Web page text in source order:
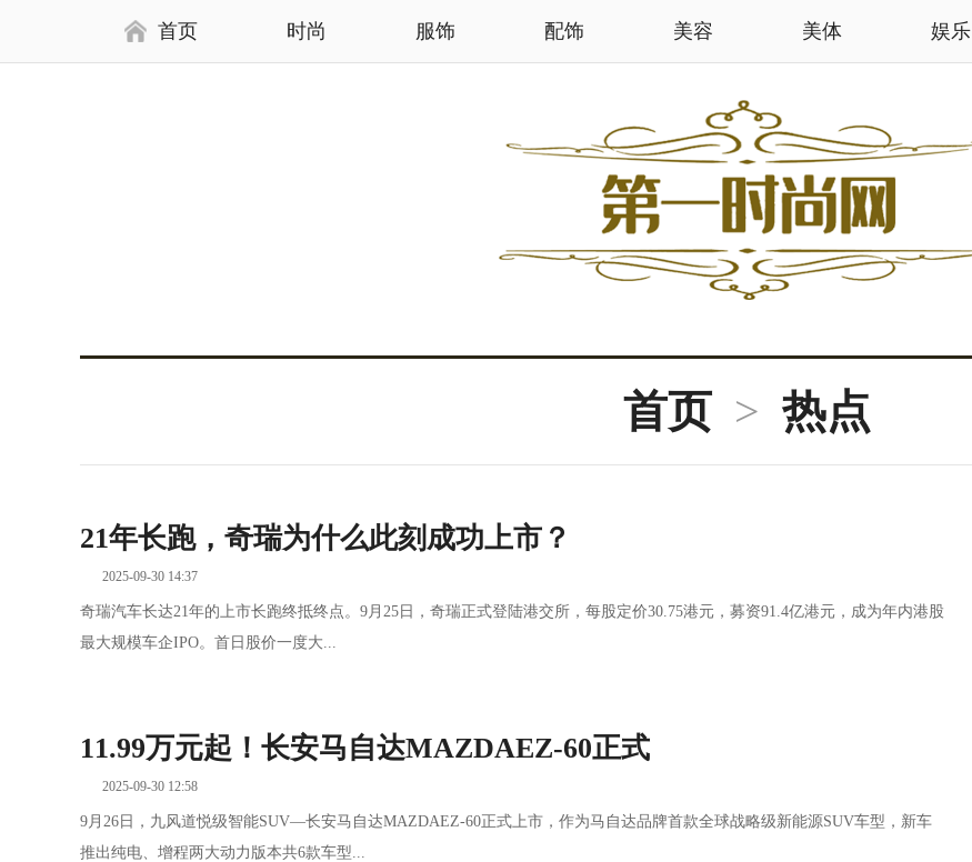
首页 时尚 服饰 配饰 美容 美体 娱乐
首页 > 热点
21年长跑，奇瑞为什么此刻成功上市？
2025-09-30 14:37
奇瑞汽车长达21年的上市长跑终抵终点。9月25日，奇瑞正式登陆港交所，每股定价30.75港元，募资91.4亿港元，成为年内港股
最大规模车企IPO。首日股价一度大...
11.99万元起！长安马自达MAZDAEZ-60正式
2025-09-30 12:58
9月26日，九风道悦级智能SUV—长安马自达MAZDAEZ-60正式上市，作为马自达品牌首款全球战略级新能源SUV车型，新车
推出纯电、增程两大动力版本共6款车型...